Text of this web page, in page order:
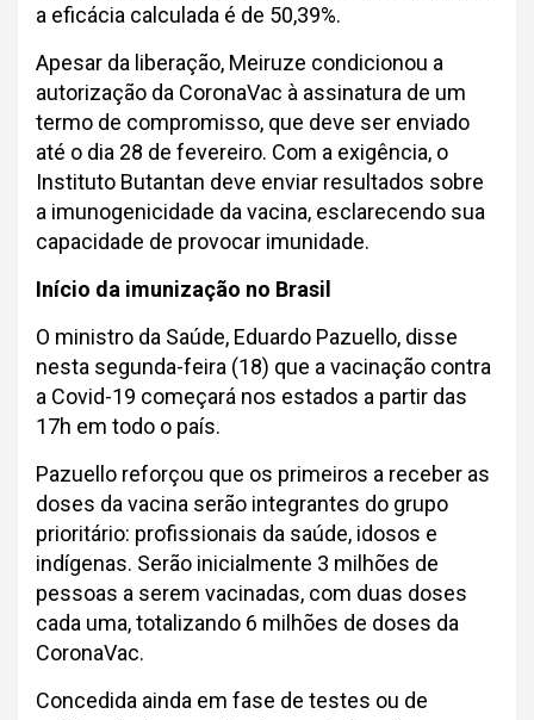
a eficácia calculada é de 50,39%.
Apesar da liberação, Meiruze condicionou a
autorização da CoronaVac à assinatura de um
termo de compromisso, que deve ser enviado
até o dia 28 de fevereiro. Com a exigência, o
Instituto Butantan deve enviar resultados sobre
a imunogenicidade da vacina, esclarecendo sua
capacidade de provocar imunidade.
Início da imunização no Brasil
O ministro da Saúde, Eduardo Pazuello, disse
nesta segunda-feira (18) que a vacinação contra
a Covid-19 começará nos estados a partir das
17h em todo o país.
Pazuello reforçou que os primeiros a receber as
doses da vacina serão integrantes do grupo
prioritário: profissionais da saúde, idosos e
indígenas. Serão inicialmente 3 milhões de
pessoas a serem vacinadas, com duas doses
cada uma, totalizando 6 milhões de doses da
CoronaVac.
Concedida ainda em fase de testes ou de